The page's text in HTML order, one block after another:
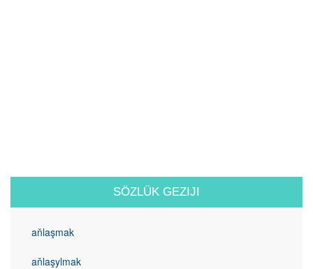
SÖZLÜK GEZIJI
aňlaşmak
aňlaşylmak